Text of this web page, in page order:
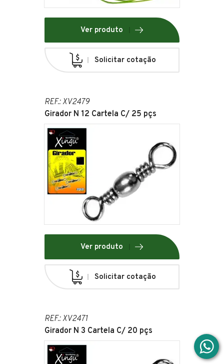
Ver produto
Solicitar cotação
REF.: XV2479
Girador N 12 Cartela C/ 25 pçs
Ver produto
Solicitar cotação
REF.: XV2471
Girador N 3 Cartela C/ 20 pçs